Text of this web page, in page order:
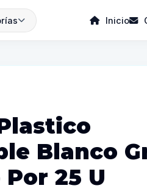
Inicio
Blanco
25 U